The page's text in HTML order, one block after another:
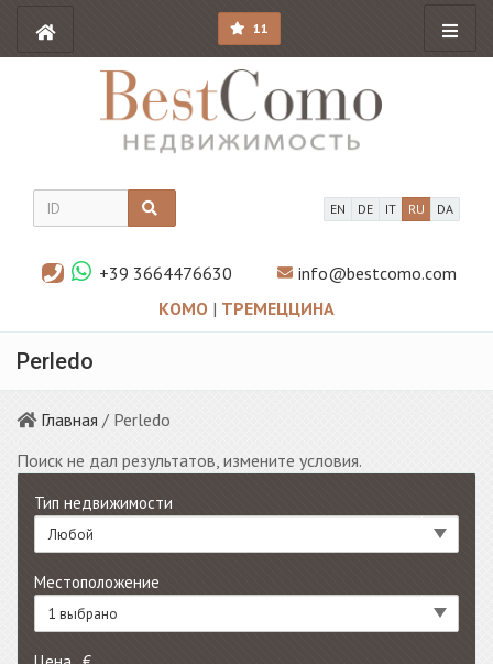
11
EN DE IT RU DA
+39 3664476630
info@bestcomo.com
КОМО | ТРЕМЕЦЦИНА
Perledo
Главная / Perledo
Поиск не дал результатов, измените условия.
Тип недвижимости
Любой
Местоположение
1 выбрано